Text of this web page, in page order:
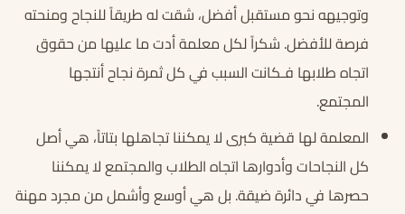
وتوجيهه نحو مستقبل أفضل، شقت له طريقاً للنجاح ومنحته
فرصة للأفضل. شكراً لكل معلمة أدت ما عليها من حقوق
اتجاه طلابها فـكانت السبب في كل ثمرة نجاح أنتجها
المجتمع.
المعلمة لها قضية كبرى لا يمكننا تجاهلها بتاتاً، هي أصل
كل النجاحات وأدوارها اتجاه الطلاب والمجتمع لا يمكننا
حصرها في دائرة ضيقة. بل هي أوسع وأشمل من مجرد مهنة